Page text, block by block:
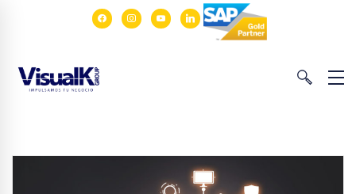
facebookinstagram
youtubelinkedin